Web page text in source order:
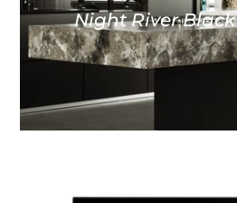
Night River Black